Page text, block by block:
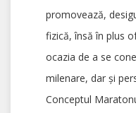
promovează,
fizică, însă în plus
ocazia de a se
milenare, dar și
Conceptul